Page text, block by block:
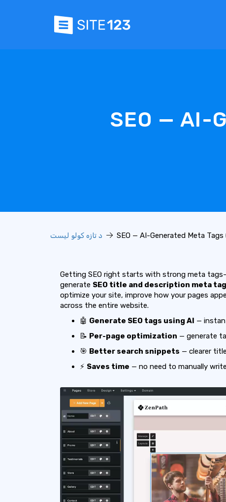
SEO — AI-
د تازه کولو لیست SEO — AI-Generated Meta Tags
Getting SEO right starts with strong meta
generate SEO title and description meta
optimize your site, improve how your pages
across the entire website.
🤖 Generate SEO tags using AI —
📝 Per-page optimization — generate
🎯 Better search snippets — clearer
⚡ Saves time — no need to manually